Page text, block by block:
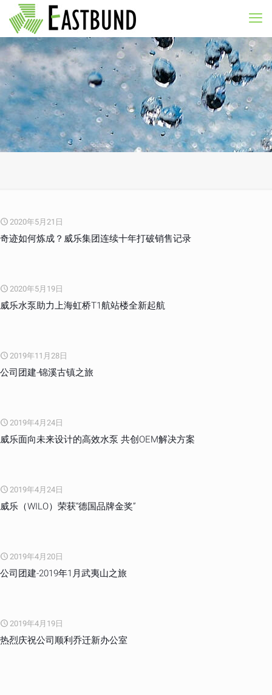
2020年5月21日
奇迹如何炼成？威乐集团连续十年打破销售记录
2020年5月19日
威乐水泵助力上海虹桥T1航站楼全新起航
2019年11月28日
公司团建-锦溪古镇之旅
2019年4月24日
威乐面向未来设计的高效水泵 共创OEM解决方案
2019年4月24日
威乐（WILO）荣获“德国品牌金奖”
2019年4月20日
公司团建-2019年1月武夷山之旅
2019年4月19日
热烈庆祝公司顺利乔迁新办公室